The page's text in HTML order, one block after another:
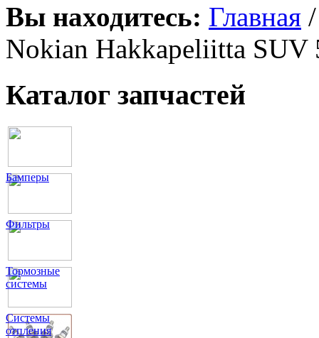
Вы находитесь: Главная
Nokian Hakkapeliitta SUV
Каталог запчастей
Бамперы
Фильтры
Тормозные
системы
Системы
отпления